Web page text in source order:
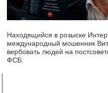
Находящийся в розыске
международный мошенник
вербовать людей на
ФСБ.